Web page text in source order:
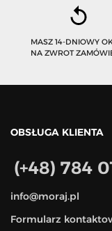
MASZ 14-DNIOWY
NA ZWROT
OBSŁUGA KLIENTA
(+48) 784
info@moraj.pl
Formularz